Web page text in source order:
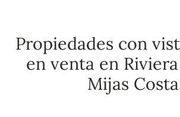
Propiedades con
en venta en
Mijas Costa